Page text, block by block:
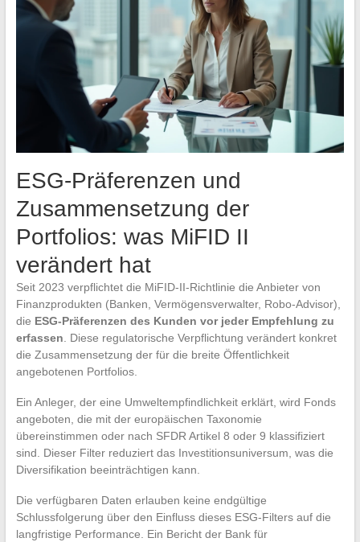
ESG-Präferenzen und
Zusammensetzung der
Portfolios: was MiFID II
verändert hat
Seit 2023 verpflichtet die MiFID-II-Richtlinie die Anbieter von
Finanzprodukten (Banken, Vermögensverwalter, Robo-Advisor),
die ESG-Präferenzen des Kunden vor jeder Empfehlung zu
erfassen . Diese regulatorische Verpflichtung verändert konkret
die Zusammensetzung der für die breite Öffentlichkeit
angebotenen Portfolios.
Ein Anleger, der eine Umweltempfindlichkeit erklärt, wird Fonds
angeboten, die mit der europäischen Taxonomie
übereinstimmen oder nach SFDR Artikel 8 oder 9 klassifiziert
sind. Dieser Filter reduziert das Investitionsuniversum, was die
Diversifikation beeinträchtigen kann.
Die verfügbaren Daten erlauben keine endgültige
Schlussfolgerung über den Einfluss dieses ESG-Filters auf die
langfristige Performance. Ein Bericht der Bank für